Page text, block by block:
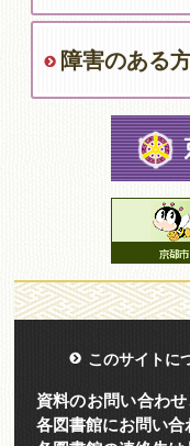
障害のある
このサイトに
資料のお問い合わ
各図書館にお問い合